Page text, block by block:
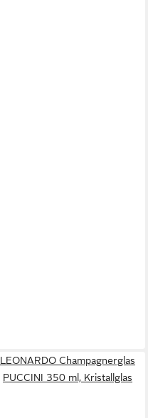
LEONARDO Champagnerglas
PUCCINI 350 ml, Kristallglas